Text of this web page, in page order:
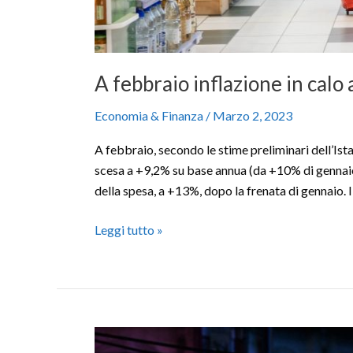
A febbraio inflazione in calo
Economia & Finanza / Marzo 2, 2023
A febbraio, secondo le stime preliminari
scesa a +9,2% su base annua (da +10% di
della spesa, a +13%, dopo la frenata di
Leggi tutto »
Toyota